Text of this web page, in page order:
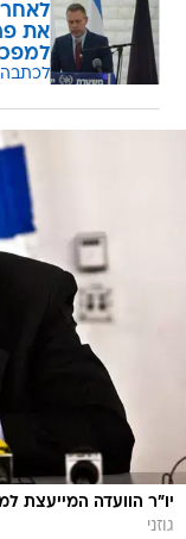
את
יו"ר הוועדה המייעצת
גוזני